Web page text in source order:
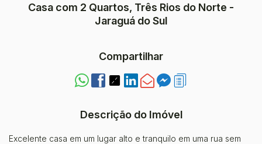
Casa com 2 Quartos, Três Rios do Norte -
Jaraguá do Sul
Compartilhar
Descrição do Imóvel
Excelente casa em um lugar alto e tranquilo em uma rua sem